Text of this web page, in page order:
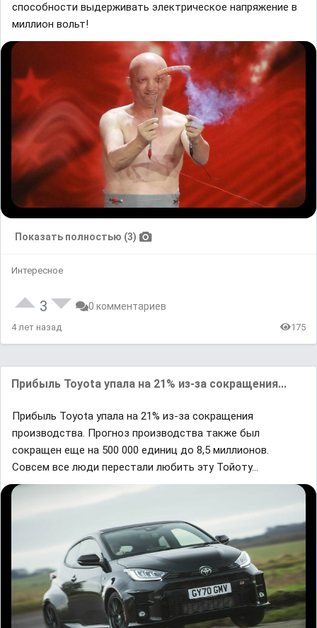
способности выдерживать электрическое напряжение в
миллион вольт!
Показать полностью (3)
Интересное
3 0 комментариев
4 лет назад 175
Прибыль Toyota упала на 21% из-за сокращения...
Прибыль Toyota упала на 21% из-за сокращения
производства. Прогноз производства также был
сокращен еще на 500 000 единиц до 8,5 миллионов.
Совсем все люди перестали любить эту Тойоту...